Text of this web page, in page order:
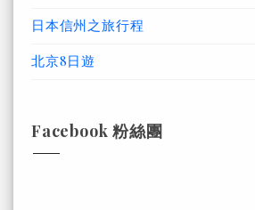
日本信州之旅行程
北京8日遊
Facebook 粉絲團